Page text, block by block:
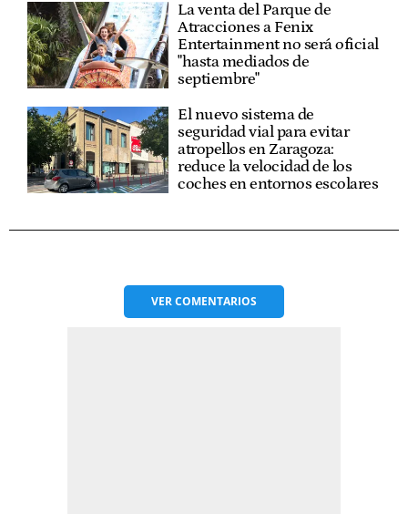
La venta del Parque de
Atracciones a Fenix
Entertainment no será oficial
"hasta mediados de
septiembre"
El nuevo sistema de
seguridad vial para evitar
atropellos en Zaragoza:
reduce la velocidad de los
coches en entornos escolares
VERCOMENTARIOS